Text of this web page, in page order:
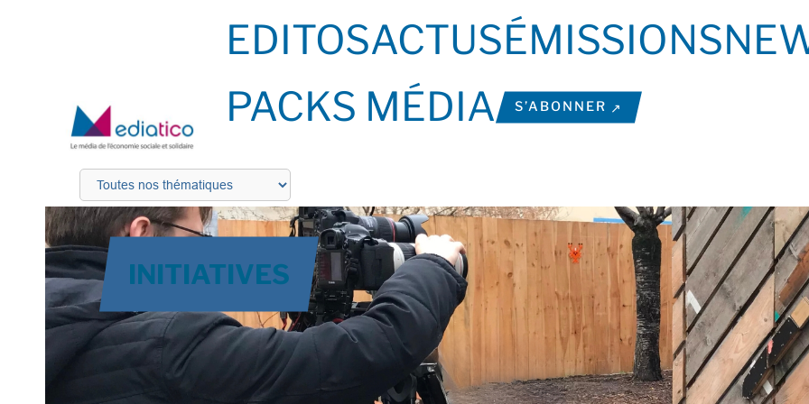
EDITOSACTUSÉMISSIONS
PACKS MÉDIA
S’ABONNER
INITIATIVES